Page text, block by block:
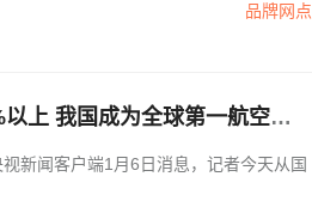
品牌网点
上 我国成为全球第一航空人